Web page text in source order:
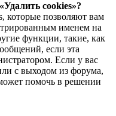
cookies»?
которые позволяют вам
именем на
функции, такие, как
если эта
Если у вас
с выходом из форума,
помочь в решении